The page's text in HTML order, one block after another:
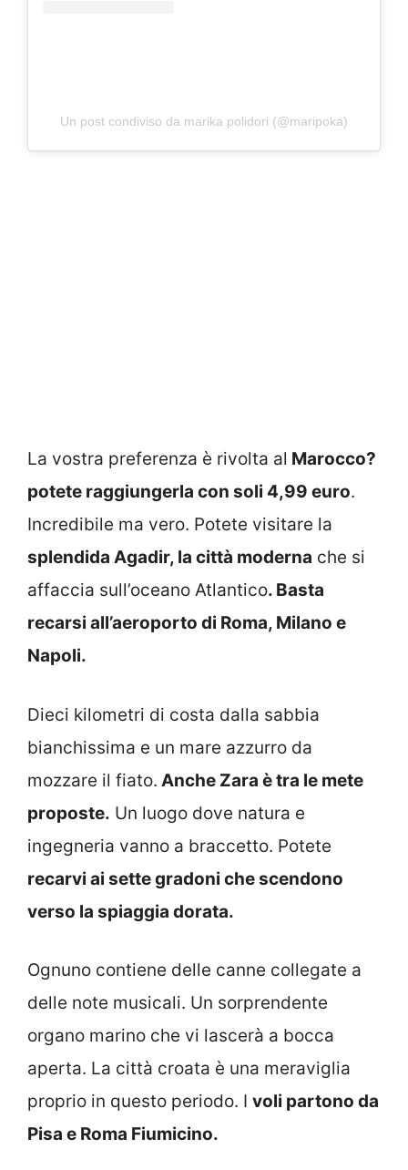
Un post condiviso da marika polidori (@maripoka)
La vostra preferenza è rivolta al Marocco?
potete raggiungerla con soli 4,99 euro.
Incredibile ma vero. Potete visitare la
splendida Agadir, la città moderna che si
affaccia sull’oceano Atlantico. Basta
recarsi all’aeroporto di Roma, Milano e
Napoli.
Dieci kilometri di costa dalla sabbia
bianchissima e un mare azzurro da
mozzare il fiato. Anche Zara è tra le mete
proposte. Un luogo dove natura e
ingegneria vanno a braccetto. Potete
recarvi ai sette gradoni che scendono
verso la spiaggia dorata.
Ognuno contiene delle canne collegate a
delle note musicali. Un sorprendente
organo marino che vi lascerà a bocca
aperta. La città croata è una meraviglia
proprio in questo periodo. I voli partono da
Pisa e Roma Fiumicino.